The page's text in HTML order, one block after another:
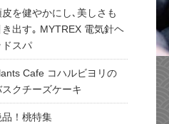
皮を健やかにし､美しさも
き出す｡ MYTREX 電気針ヘ
ドスパ
Cafe コハルビヨリの
スクチーズケーキ
品！桃特集